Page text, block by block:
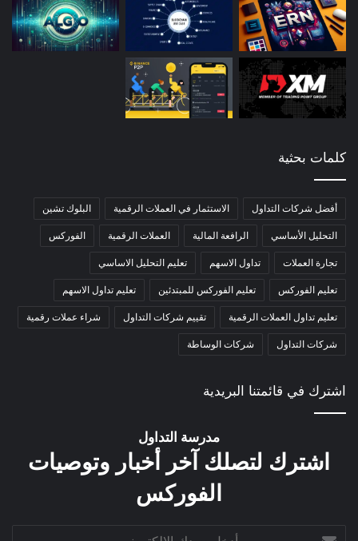
كلمات بحثية
أفضل شركات التداول الاستثمار في العملات الرقمية البلوك تشين
التحليل الأساسي الرافعة المالية العملات الرقمية الفوركس
تجارة العملات تداول الاسهم تعليم التحليل الاساسي
تعليم الفوركس تعليم الفوركس للمبتدئين تعليم تداول الاسهم
تعليم تداول العملات الرقمية تقييم شركات التداول شراء عملات رقمية
شركات التداول شركات الوساطة
اشترك في قائمتنا البريدية
مدرسة التداول
اشترك لتصلك آخر أخبار وتوصيات
الفوركس